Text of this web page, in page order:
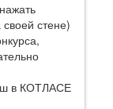
стене)
в КОТЛАСЕ